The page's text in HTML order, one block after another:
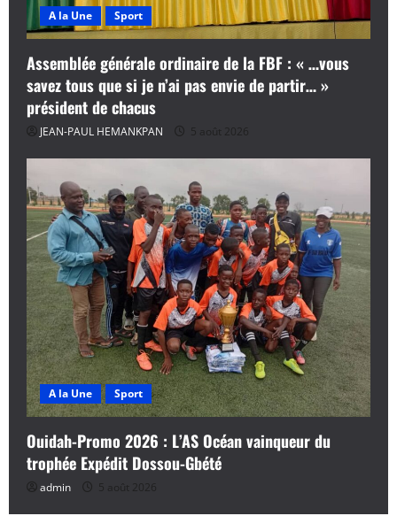
A la Une Sport
Assemblée générale ordinaire de la FBF : « …vous
savez tous que si je n’ai pas envie de partir… »
président de chacus
JEAN-PAUL HEMANKPAN 5 août 2026
A la Une Sport
Ouidah-Promo 2026 : L’AS Océan vainqueur du
trophée Expédit Dossou-Gbété
admin 5 août 2026